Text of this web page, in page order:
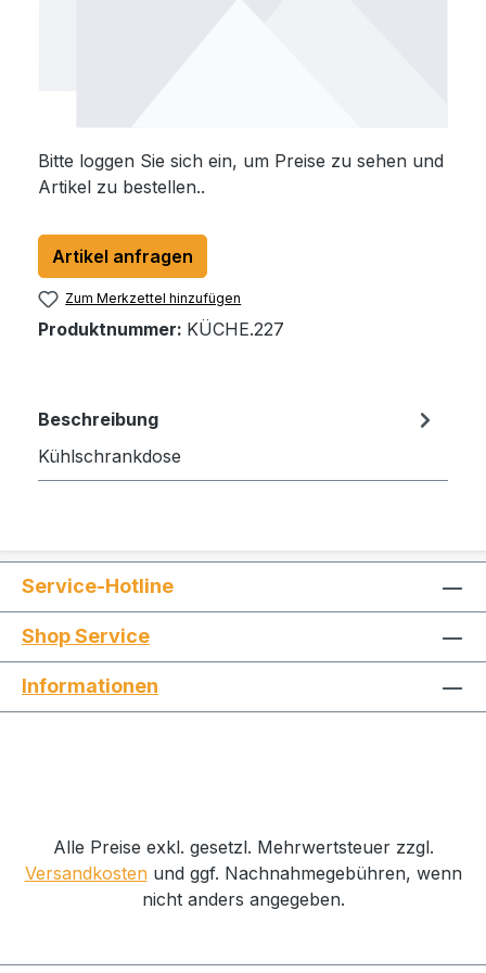
Bitte loggen Sie sich ein, um Preise zu sehen und
Artikel zu bestellen..
Artikel anfragen
Zum Merkzettel hinzufügen
Produktnummer: KÜCHE.227
Beschreibung
Kühlschrankdose
Service-Hotline
Shop Service
Informationen
Alle Preise exkl. gesetzl. Mehrwertsteuer zzgl.
Versandkostenund ggf. Nachnahmegebühren, wenn
nicht anders angegeben.